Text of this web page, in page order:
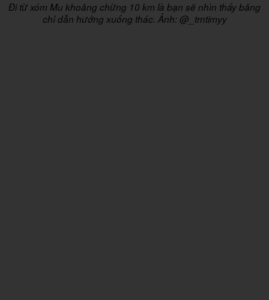
Đi từ xóm Mu khoảng chừng 10 km là bạn sẽ nhìn thấy bảng
chỉ dẫn hướng xuống thác. Ảnh: @_trntimyy